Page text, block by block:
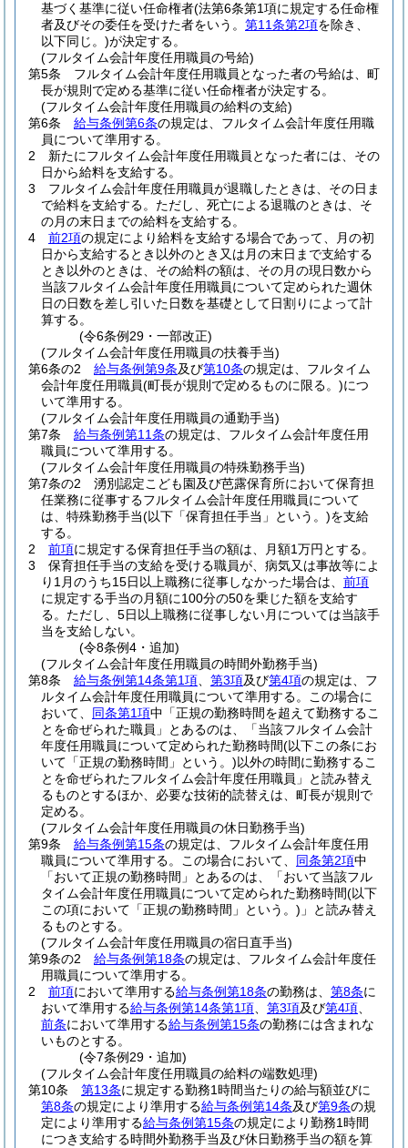
基づく基準に従い任命権者(法第6条第1項に規定する任命権
者及びその委任を受けた者をいう。 第11条第2項を除き、
以下同じ。)が決定する。
(フルタイム会計年度任用職員の号給)
第5条
フルタイム会計年度任用職員となった者の号給は、町
長が規則で定める基準に従い任命権者が決定する。
(フルタイム会計年度任用職員の給料の支給)
第6条
給与条例第6条の規定は、フルタイム会計年度任用職
員について準用する。
2
新たにフルタイム会計年度任用職員となった者には、その
日から給料を支給する。
3
フルタイム会計年度任用職員が退職したときは、その日ま
で給料を支給する。 ただし、死亡による退職のときは、そ
の月の末日までの給料を支給する。
4
前2項の規定により給料を支給する場合であって、月の初
日から支給するとき以外のとき又は月の末日まで支給する
とき以外のときは、その給料の額は、その月の現日数から
当該フルタイム会計年度任用職員について定められた週休
日の日数を差し引いた日数を基礎として日割りによって計
算する。
(令6条例29・一部改正)
(フルタイム会計年度任用職員の扶養手当)
第6条の2
給与条例第9条及び第10条の規定は、フルタイム
会計年度任用職員(町長が規則で定めるものに限る。)につ
いて準用する。
(フルタイム会計年度任用職員の通勤手当)
第7条
給与条例第11条の規定は、フルタイム会計年度任用
職員について準用する。
(フルタイム会計年度任用職員の特殊勤務手当)
第7条の2
湧別認定こども園及び芭露保育所において保育担
任業務に従事するフルタイム会計年度任用職員について
は、特殊勤務手当(以下「保育担任手当」という。)を支給
する。
2
前項に規定する保育担任手当の額は、月額1万円とする。
3
保育担任手当の支給を受ける職員が、病気又は事故等によ
り1月のうち15日以上職務に従事しなかった場合は、 前項
に規定する手当の月額に100分の50を乗じた額を支給す
る。 ただし、5日以上職務に従事しない月については当該手
当を支給しない。
(令8条例4・追加)
(フルタイム会計年度任用職員の時間外勤務手当)
第8条
給与条例第14条第1項 第3項及び第4項の規定は、フ
ルタイム会計年度任用職員について準用する。
この場合に
おいて、 同条第1項中「正規の勤務時間を超えて勤務するこ
とを命ぜられた職員」とあるのは、「当該フルタイム会計
年度任用職員について定められた勤務時間(以下この条にお
いて「正規の勤務時間」という。)以外の時間に勤務するこ
とを命ぜられたフルタイム会計年度任用職員」と読み替え
るものとするほか、必要な技術的読替えは、町長が規則で
定める。
(フルタイム会計年度任用職員の休日勤務手当)
第9条
給与条例第15条の規定は、フルタイム会計年度任用
職員について準用する。
この場合において、 同条第2項中
「おいて正規の勤務時間」とあるのは、「おいて当該フル
タイム会計年度任用職員について定められた勤務時間(以下
この項において「正規の勤務時間」という。) 」と読み替え
るものとする。
(フルタイム会計年度任用職員の宿日直手当)
第9条の2
給与条例第18条の規定は、フルタイム会計年度任
用職員について準用する。
2
前項において準用する給与条例第18条の勤務は、 第8条に
おいて準用する給与条例第14条第1項 第3項及び第4項
前条において準用する給与条例第15条の勤務には含まれな
いものとする。
(令7条例29・追加)
(フルタイム会計年度任用職員の給料の端数処理)
第10条
第13条に規定する勤務1時間当たりの給与額並びに
第8条の規定により準用する給与条例第14条及び第9条の規
定により準用する給与条例第15条の規定により勤務1時間
につき支給する時間外勤務手当及び休日勤務手当の額を算